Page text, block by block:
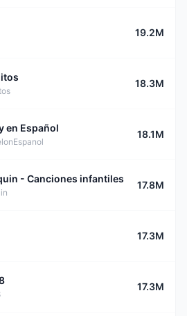
19.2M
18.3M
en Español
18.1M
- Canciones infantiles
17.8M
17.3M
17.3M